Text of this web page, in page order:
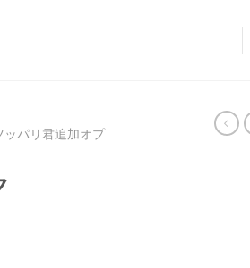
ッパリ君追加オプ